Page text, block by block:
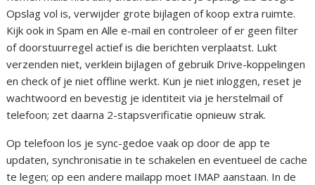
Opslag vol is, verwijder grote bijlagen of koop extra ruimte.
Kijk ook in Spam en Alle e-mail en controleer of er geen filter
of doorstuurregel actief is die berichten verplaatst. Lukt
verzenden niet, verklein bijlagen of gebruik Drive-koppelingen
en check of je niet offline werkt. Kun je niet inloggen, reset je
wachtwoord en bevestig je identiteit via je herstelmail of
telefoon; zet daarna 2-stapsverificatie opnieuw strak.
Op telefoon los je sync-gedoe vaak op door de app te
updaten, synchronisatie in te schakelen en eventueel de cache
te legen; op een andere mailapp moet IMAP aanstaan. In de